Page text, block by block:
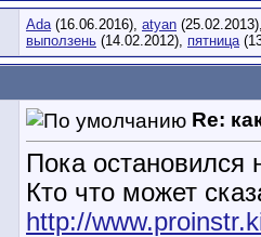
Ada(16.06.2016), atyan
выползень (14.02.2012), пятница
Re:
Пока остановился
Кто что может
http://